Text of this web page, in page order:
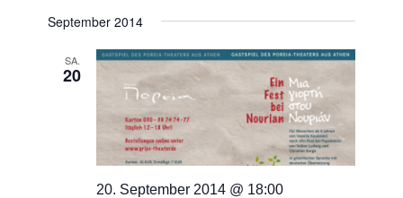
wählen.
September 2014
SA.
20
20. September 2014 @ 18:00